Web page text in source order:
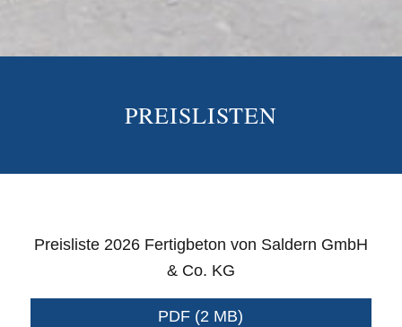
PREISLISTEN
Preisliste 2026 Fertigbeton von Saldern GmbH
& Co. KG
PDF (2 MB)